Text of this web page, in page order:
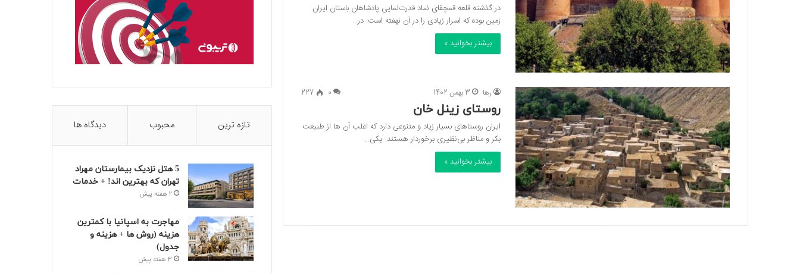
در گذشته قلعه قمچقای نماد قدرت‌نمایی پادشاهان باستان ایران
زمین بوده که اسرار زیادی را در آن نهفته است. در…
بیشتر بخوانید »
رها 3 بهمن 1402 0
227
روستای زینل خان
ایران روستاهای بسیار زیاد و متنوعی دارد که اغلب آن ها از طبیعت
بکر و مناظر بی‌نظیری برخوردار هستند. یکی…
بیشتر بخوانید »
تازه ترین محبوب دیدگاه ها
5 هتل نزدیک بیمارستان مهراد
تهران که بهترین‌ اند! + خدمات
2 هفته پیش
مهاجرت به اسپانیا با کمترین
هزینه (روش ها + هزینه و
جدول)
3 هفته پیش